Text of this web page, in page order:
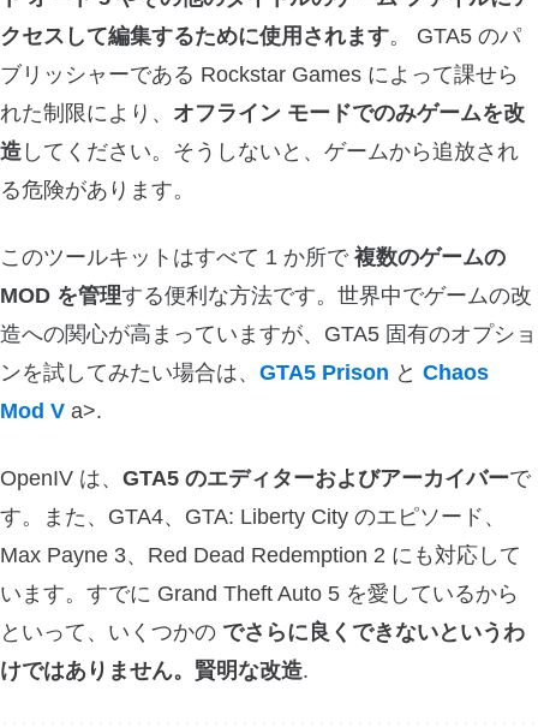
クセスして編集するために使用されます。 GTA5 のパ
ブリッシャーである Rockstar Games によって課せら
れた制限により、 オフライン モードでのみゲームを改
造 してください。そうしないと、ゲームから追放され
る危険があります。
このツールキットはすべて 1 か所で 複数のゲームの
MOD を管理する便利な方法です。世界中でゲームの改
造への関心が高まっていますが、GTA5 固有のオプショ
ンを試してみたい場合は、 GTA5 Prison と Chaos
Mod V a>.
OpenIV は、 GTA5 のエディターおよびアーカイバーで
す。また、GTA4、GTA: Liberty City のエピソード、
Max Payne 3、Red Dead Redemption 2 にも対応して
います。すでに Grand Theft Auto 5 を愛しているから
といって、いくつかの でさらに良くできないというわ
けではありません。賢明な改造.